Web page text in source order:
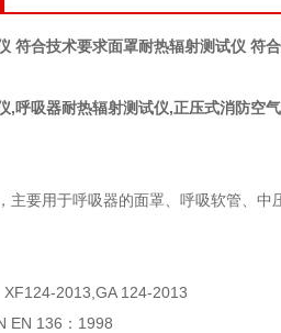
符合技术要求面罩耐热辐射测试仪 符
,呼吸器耐热辐射测试仪,正压式消防空
主要用于呼吸器的面罩、呼吸软管、
XF124-2013, GA 124-2013
EN 136 ： 1998